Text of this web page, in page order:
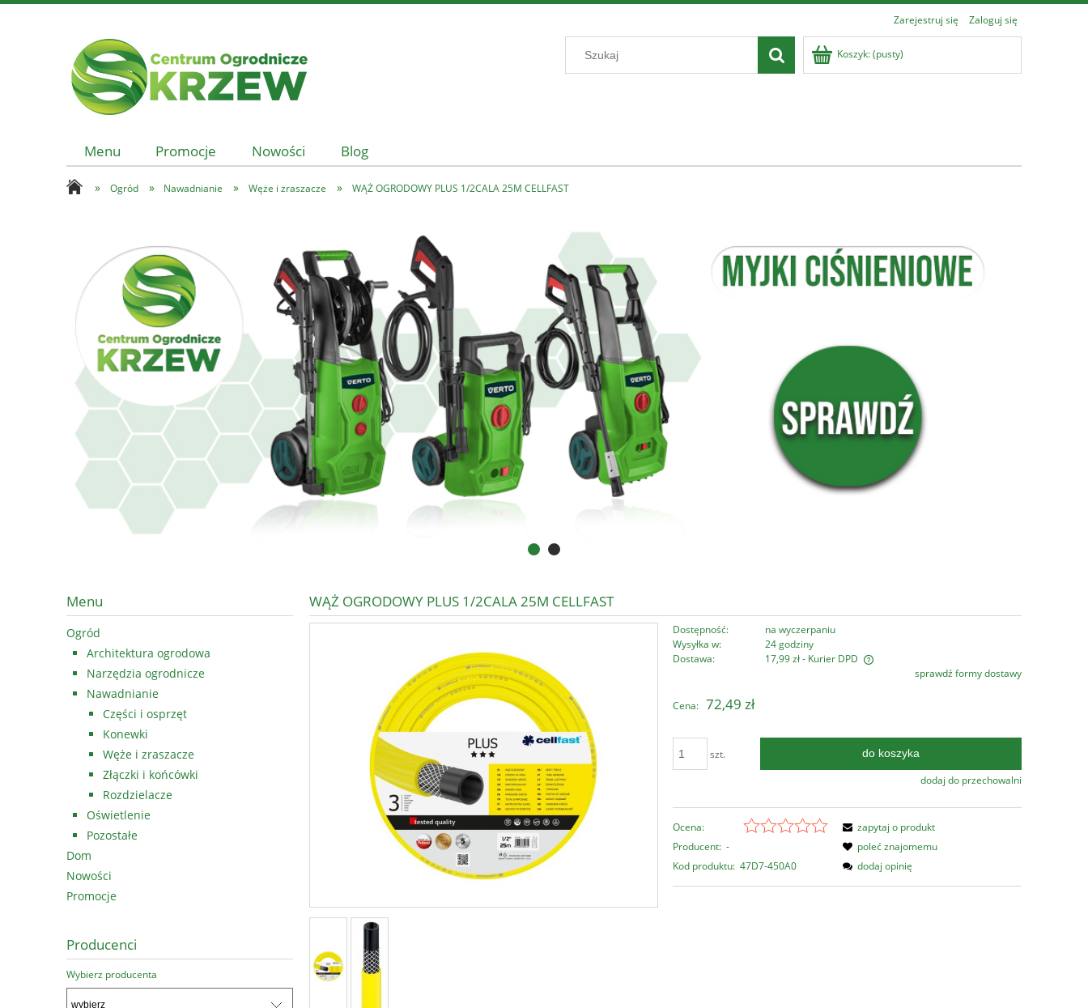
Zarejestruj się Zaloguj się
Koszyk:(pusty)
Menu Promocje Nowości Blog
» Ogród » Nawadnianie » Węże i zraszacze » WĄŻ OGRODOWY PLUS 1/2CALA 25M CELLFAST
Menu
Ogród
Architektura ogrodowa
Narzędzia ogrodnicze
Nawadnianie
Części i osprzęt
Konewki
Węże i zraszacze
Złączki i końcówki
Rozdzielacze
Oświetlenie
Pozostałe
Dom
Nowości
Promocje
Producenci
Wybierz producenta
WĄŻ OGRODOWY PLUS 1/2CALA 25M CELLFAST
Dostępność:
na wyczerpaniu
Wysyłka w:
24 godziny
Dostawa:
17,99 zł- Kurier DPD
płatności
sprawdź formy dostawy
Cena: 72,49 zł
szt. do koszyka
dodaj do przechowalni
Ocena:
Producent: -
Kod produktu: 47D7-450A0
zapytaj o produkt
poleć znajomemu
dodaj opinię